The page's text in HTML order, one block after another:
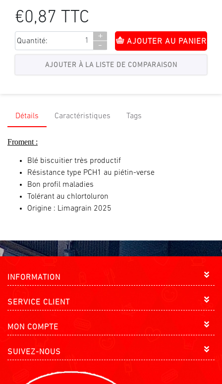
€0,87 TTC
Quantité:
+
-
AJOUTER AU PANIER
Détails Caractéristiques Tags
Froment :
Blé biscuitier très productif
Résistance type PCH1 au piétin-verse
Bon profil maladies
Tolérant au chlortoluron
Origine : Limagrain 2025
INFORMATION
SERVICE CLIENT
MON COMPTE
SUIVEZ-NOUS